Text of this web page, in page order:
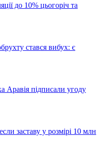
до 10% цьогоріч та
стався вибух: є
Аравія підписали угоду
заставу у розмірі 10 млн